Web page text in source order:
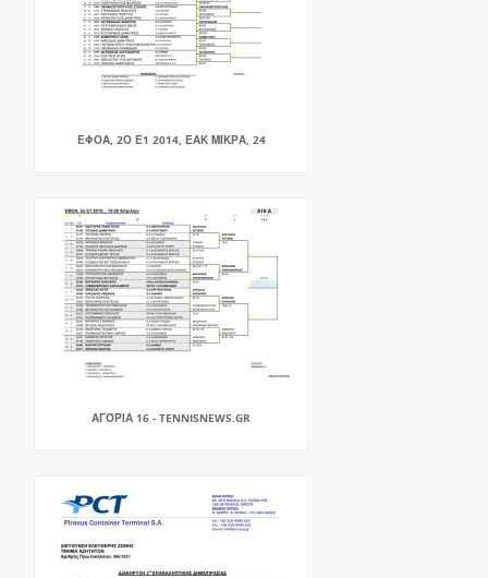
ΕΦΟΑ, 2Ο Ε1 2014, ΕΑΚ ΜΙΚΡΑ, 24
ΑΓΌΡΙΑ 16 - TENNISNEWS.GR